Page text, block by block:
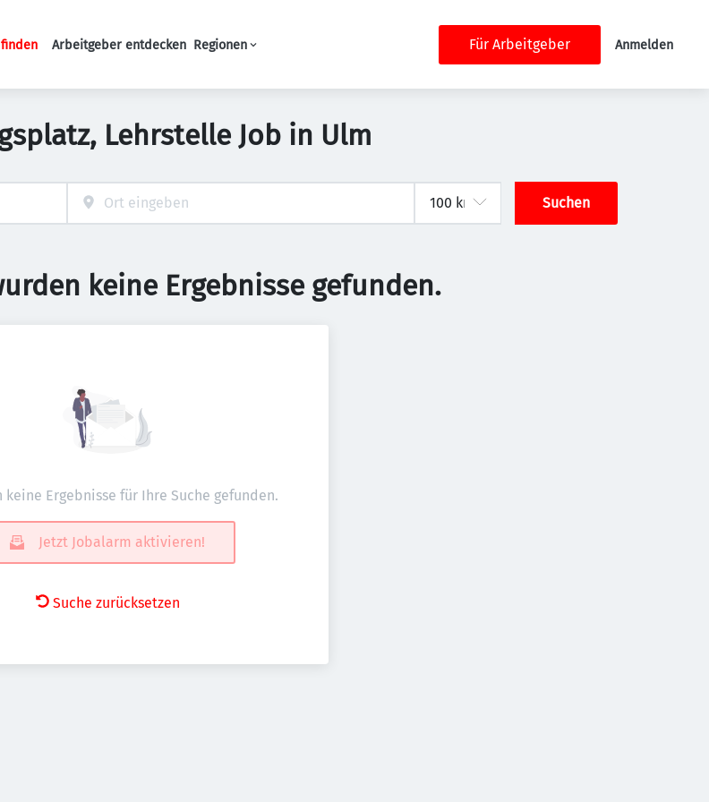
Haupt-Navigation
finden Arbeitgeber entdecken Regionen Für Arbeitgeber Anmelden
Lehrstelle Job in Ulm
Suchen
keine Ergebnisse gefunden.
keine Ergebnisse für Ihre Suche gefunden.
Jetzt Jobalarm aktivieren!
Suche zurücksetzen